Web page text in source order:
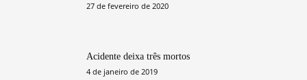
27 de fevereiro de 2020
Acidente deixa três mortos
4 de janeiro de 2019